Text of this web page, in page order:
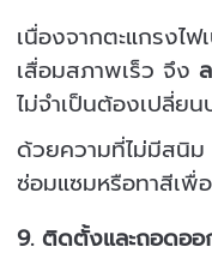
เนื่องจากตะแกรงไฟ
เสื่อมสภาพเร็ว จึง
ไม่จำเป็นต้องเปลี่ย
ด้วยความที่ไม่มีสนิม
ซ่อมแซมหรือทาสีเ
9.ติดตั้งและถอดออ